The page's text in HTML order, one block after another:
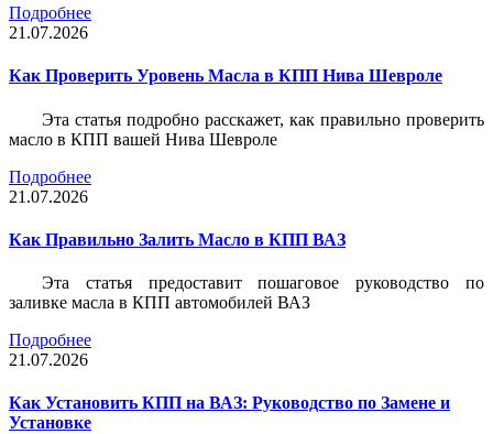
Подробнее
21.07.2026
Как Проверить Уровень Масла в КПП Нива Шевроле
Эта статья подробно расскажет, как правильно проверить
масло в КПП вашей Нива Шевроле
Подробнее
21.07.2026
Как Правильно Залить Масло в КПП ВАЗ
Эта статья предоставит пошаговое руководство по
заливке масла в КПП автомобилей ВАЗ
Подробнее
21.07.2026
Как Установить КПП на ВАЗ: Руководство по Замене и
Установке